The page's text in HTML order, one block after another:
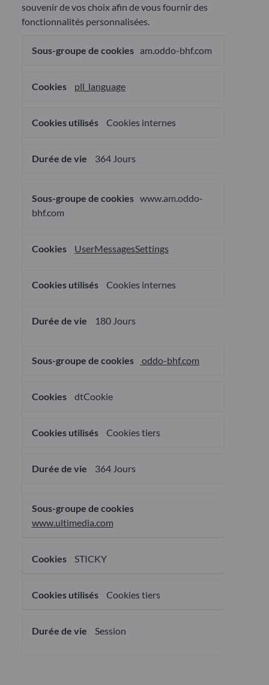
souvenir de vos choix afin de vous fournir des
fonctionnalités personnalisées.
am.oddo-bhf.com
pll_language
Cookies internes
364 Jours
www.am.oddo-
bhf.com
UserMessagesSettings
Cookies internes
180 Jours
oddo-bhf.com
dtCookie
Cookies tiers
364 Jours
www.ultimedia.com
STICKY
Cookies tiers
Session